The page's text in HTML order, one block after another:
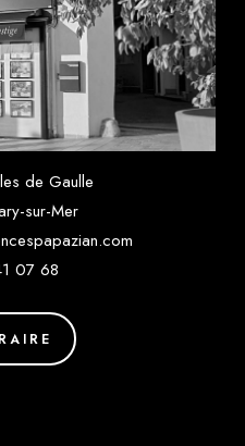
de Gaulle
sur-Mer
07 68